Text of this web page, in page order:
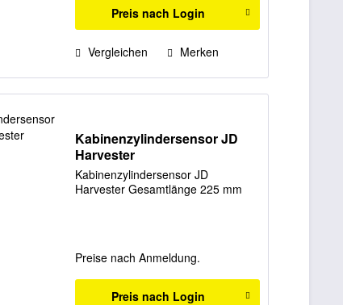
Preis nach Login
Vergleichen Merken
Kabinenzylindersensor JD
Harvester
Kabinenzylindersensor JD
Harvester Gesamtlänge 225 mm
Preise nach Anmeldung.
Preis nach Login